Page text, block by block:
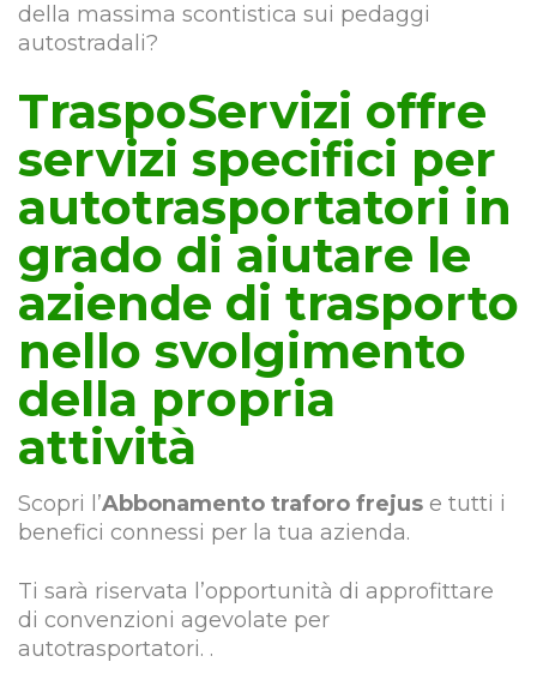
della massima scontistica sui pedaggi
autostradali?
TraspoServizi offre
servizi specifici per
autotrasportatori in
grado di aiutare le
aziende di trasporto
nello svolgimento
della propria
attività
Scopri l’Abbonamento traforo frejus e tutti i
benefici connessi per la tua azienda.
Ti sarà riservata l’opportunità di approfittare
di convenzioni agevolate per
autotrasportatori. .